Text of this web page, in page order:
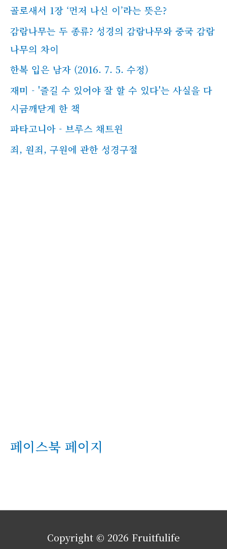
골로새서 1장 ‘먼저 나신 이’라는 뜻은?
감람나무는 두 종류? 성경의 감람나무와 중국 감람
나무의 차이
한복 입은 남자 (2016. 7. 5. 수정)
재미 - '즐길 수 있어야 잘 할 수 있다'는 사실을 다
시금깨닫게 한 책
파타고니아 - 브루스 채트윈
죄, 원죄, 구원에 관한 성경구절
페이스북 페이지
Copyright © 2026 Fruitfulife